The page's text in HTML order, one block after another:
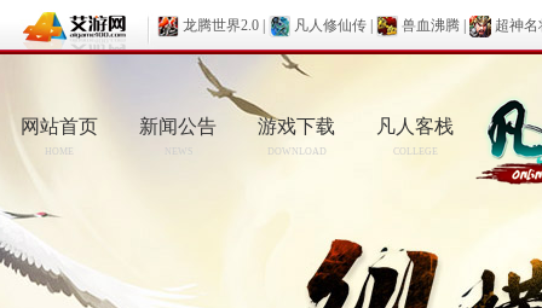
龙腾世界2.0 凡人修仙传 兽血沸腾 超神名
网站首页
HOME
新闻公告
NEWS
游戏下载
DOWNLOAD
凡人客栈
COLLEGE